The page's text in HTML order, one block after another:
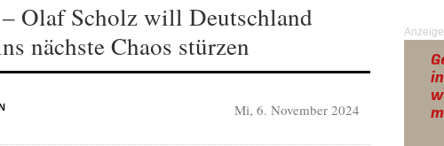
Olaf Scholz will Deutschland
nächste Chaos stürzen
Mi, 6. November 2024
Anzeige